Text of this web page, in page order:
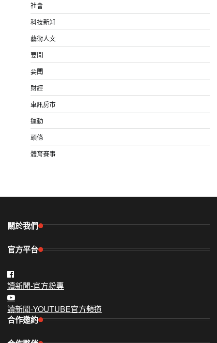
社會
科技新知
藝術人文
要聞
要聞
財經
車訊房市
運動
頭條
體育賽事
關於我們
官方平台
讀新聞-官方粉專
讀新聞-YOUTUBE官方頻道
合作邀約